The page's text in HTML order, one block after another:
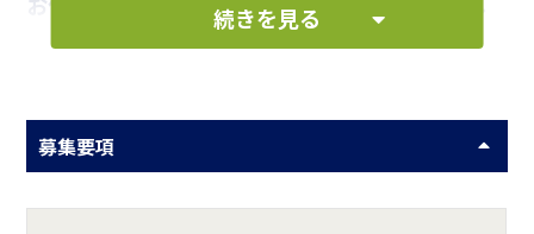
ています。
測量・工程管理・品質管理等
何をしている会社？
続きを見る
募集要項